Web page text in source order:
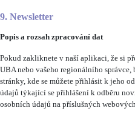
9. Newsletter
Popis a rozsah zpracování dat
Pokud zakliknete v naší aplikaci, že si
UBA nebo vašeho regionálního správce,
stránky, kde se můžete přihlásit k jeho
údajů týkající se přihlášení k odběru
osobních údajů na příslušných